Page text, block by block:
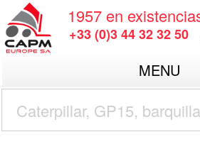
1957 en
+33 (0)3 44 32 32 50
MENU